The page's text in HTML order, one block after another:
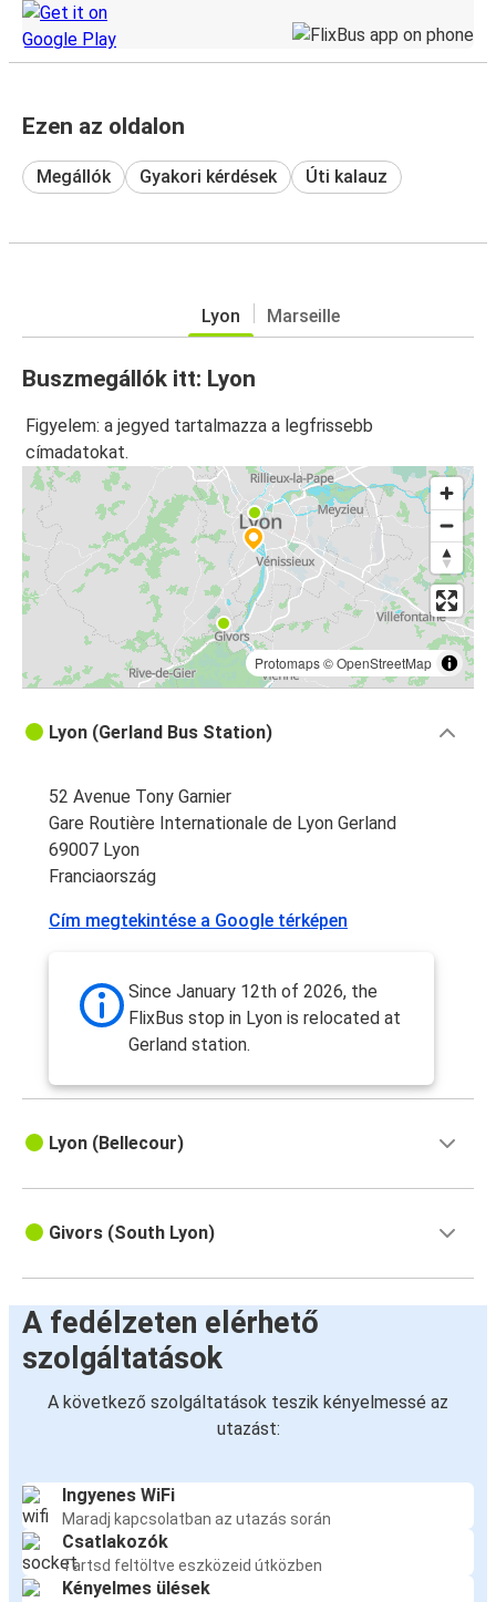
Ezen az oldalon
Megállók Gyakori kérdések Úti kalauz
Lyon Marseille
Buszmegállók itt: Lyon
Figyelem: a jegyed tartalmazza a legfrissebb
címadatokat.
Protomaps©OpenStreetMap
Lyon (Gerland Bus Station)
52 Avenue Tony Garnier
Gare Routière Internationale de Lyon Gerland
69007 Lyon
Franciaország
Cím megtekintése a Google térképen
Since January 12th of 2026, the
FlixBus stop in Lyon is relocated at
Gerland station.
Lyon (Bellecour)
Givors (South Lyon)
A fedélzeten elérhető
szolgáltatások
A következő szolgáltatások teszik kényelmessé az
utazást:
Ingyenes WiFi
Maradj kapcsolatban az utazás során
Csatlakozók
Tartsd feltöltve eszközeid útközben
Kényelmes ülések